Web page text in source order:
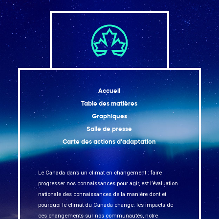
Accueil
Table des matières
Graphiques
Salle de presse
Carte des actions d’adaptation
Le Canada dans un climat en changement : faire
progresser nos connaissances pour agir, est l’évaluation
nationale des connaissances de la manière dont et
pourquoi le climat du Canada change; les impacts de
ces changements sur nos communautés, notre